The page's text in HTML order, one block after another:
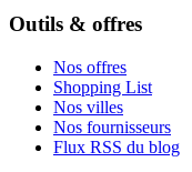
Outils & offres
Nos offres
Shopping List
Nos villes
Nos fournisseurs
Flux RSS du blog